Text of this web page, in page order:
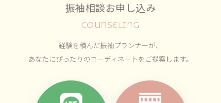
振袖相談お申し込み
COUNSELING
経験を積んだ振袖プランナーが、
あなたにぴったりのコーディネートをご提案します。